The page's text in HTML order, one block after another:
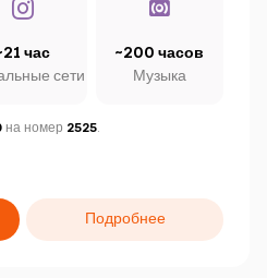
час
сети
~200 часов
Музыка
на номер 2525.
Подробнее